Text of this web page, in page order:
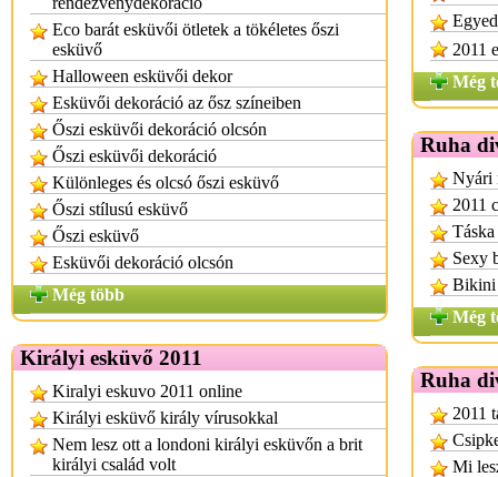
Eco barát esküvői ötletek a tökéletes őszi
esküvő
Halloween esküvői dekor
Esküvői dekoráció az ősz színeiben
Őszi esküvői dekoráció olcsón
Őszi esküvői dekoráció
Különleges és olcsó őszi esküvő
Őszi stílusú esküvő
Őszi esküvő
Esküvői dekoráció olcsón
Még több
Királyi esküvő 2011
Kiralyi eskuvo 2011 online
Királyi esküvő király vírusokkal
Nem lesz ott a londoni királyi esküvőn a brit
királyi család volt
2011
Még
Ruha
Nyári
2011
Sexy
Bikini
Még
Ruha
2011
Mi